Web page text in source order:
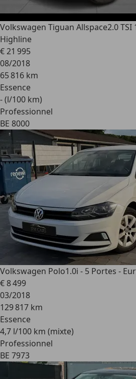
Volkswagen Tiguan Allspace2.0 TSI
Highline
€ 21 995
08/2018
65 816 km
Essence
- (l/100 km)
Professionnel
BE 8000
Volkswagen Polo1.0i - 5 Portes -
€ 8 499
03/2018
129 817 km
Essence
4,7 l/100 km (mixte)
Professionnel
BE 7973